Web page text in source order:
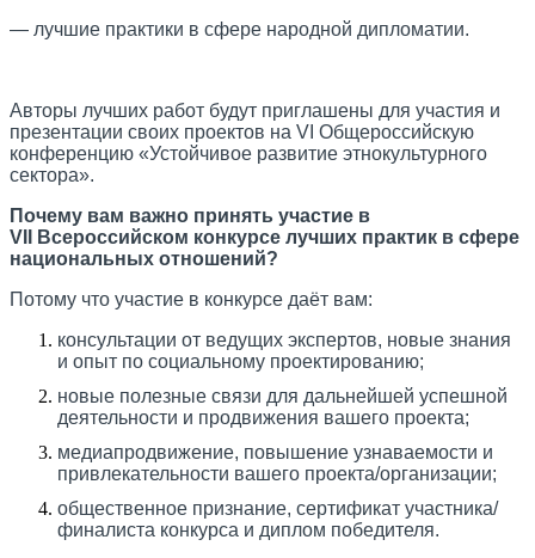
— лучшие практики в сфере народной дипломатии.
Авторы лучших работ будут приглашены для участия и
презентации своих проектов на VI Общероссийскую
конференцию «Устойчивое развитие этнокультурного
сектора».
Почему вам важно принять участие в
VII
Всероссийском конкурсе лучших практик в сфере
национальных отношений?
Потому что участие в конкурсе даёт вам:
консультации от ведущих экспертов, новые знания
и опыт по социальному проектированию;
новые полезные связи для дальнейшей успешной
деятельности и продвижения вашего проекта;
медиапродвижение, повышение узнаваемости и
привлекательности вашего проекта/организации;
общественное признание, сертификат участника/
финалиста конкурса и диплом победителя.